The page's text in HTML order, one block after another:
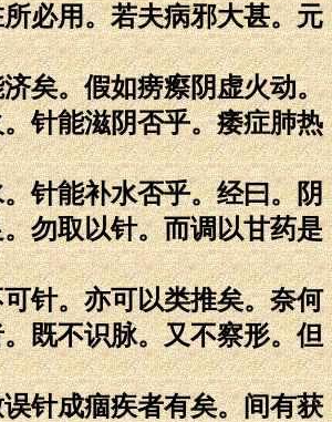
必用。若夫病邪大甚。元
矣。假如痨瘵阴虚火动。
针能滋阴否乎。痿症肺热
针能补水否乎。经曰。阴
勿取以针。而调以甘药是
针。亦可以类推矣。奈何
既不识脉。又不察形。但
针成痼疾者有矣。间有获